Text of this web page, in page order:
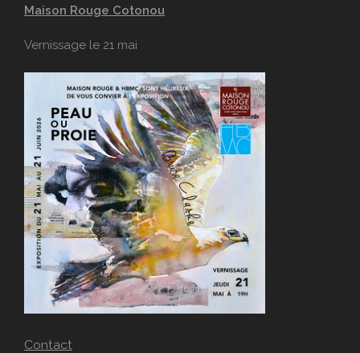
Maison Rouge Cotonou
Vernissage le 21 mai
Contact